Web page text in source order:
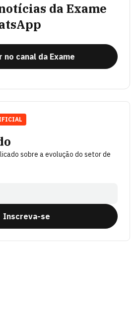
da Exame
no canal da Exame
sobre a evolução do setor de
Inscreva-se